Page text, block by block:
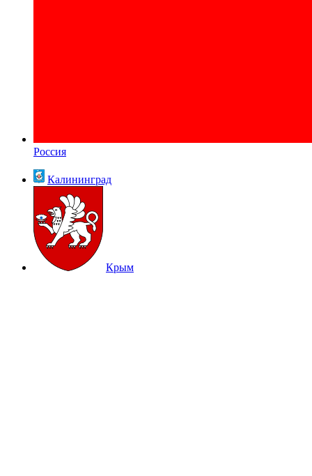
Россия
Калининград
Крым